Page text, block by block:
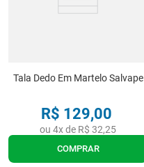
Tala Dedo Em Martelo Salvape
R$ 129,00
ou 4x de R$ 32,25
COMPRAR